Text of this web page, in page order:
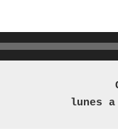
lunes